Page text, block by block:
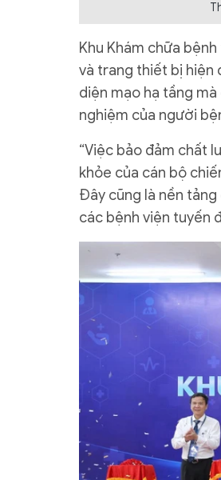
Khu Khám chữa
và trang thiết bị hiện
diện mạo hạ tầng
nghiệm của người
“Việc bảo đảm chất
khỏe của cán bộ
Đây cũng là nền
các bệnh viện tuyến